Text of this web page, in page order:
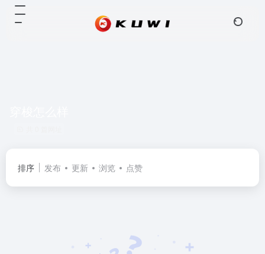
排序 发布 更新 浏览 点赞